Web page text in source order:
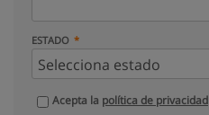
ESTADO
Acepta la política de privacidad